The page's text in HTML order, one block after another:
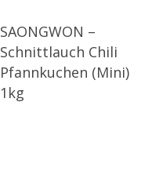
SAONGWON –
Schnittlauch Chili
Pfannkuchen (Mini)
1kg